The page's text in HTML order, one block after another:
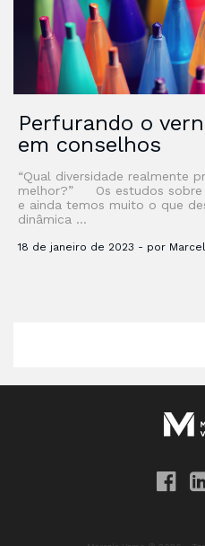
Perfurando o
em conselhos
“Qual diversidade realmente
melhor?” Os estudos sobre
e ainda temos muito o que
dinâmica …
18 de janeiro de 2023 - por